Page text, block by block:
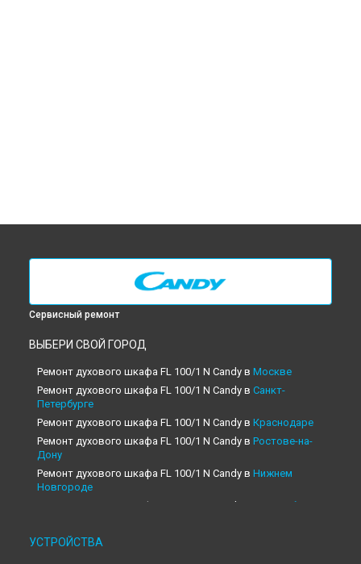
Сервисный ремонт
ВЫБЕРИ СВОЙ ГОРОД
Ремонт духового шкафа FL 100/1 N Candy в Москве
Ремонт духового шкафа FL 100/1 N Candy в Санкт-
Петербурге
Ремонт духового шкафа FL 100/1 N Candy в Краснодаре
Ремонт духового шкафа FL 100/1 N Candy в Ростове-на-
Дону
Ремонт духового шкафа FL 100/1 N Candy в Нижнем
Новгороде
Ремонт духового шкафа FL 100/1 N Candy в
Новосибирске
Ремонт духового шкафа FL 100/1 N Candy в
УСТРОЙСТВА